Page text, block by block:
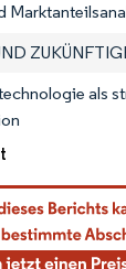
als